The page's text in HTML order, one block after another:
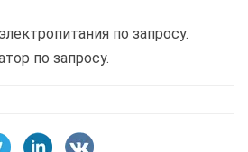
по запросу.
по запросу.